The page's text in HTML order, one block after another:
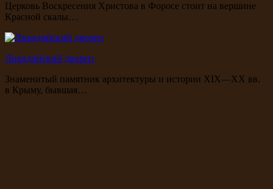
Церковь Воскресения Христова в Форосе стоит на вершине
Красной скалы…
Ливадийский дворец
Знаменитый памятник архитектуры и истории XIX—XX вв.
в Крыму, бывшая…